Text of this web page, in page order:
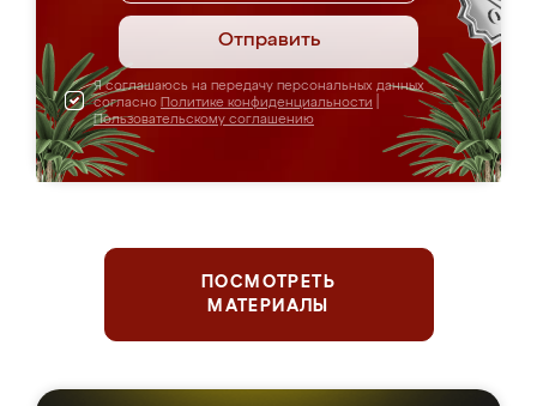
Отправить
Я соглашаюсь на передачу персональных данных
согласно Политике конфиденциальности
Пользовательскому соглашению
ПОСМОТРЕТЬ
МАТЕРИАЛЫ